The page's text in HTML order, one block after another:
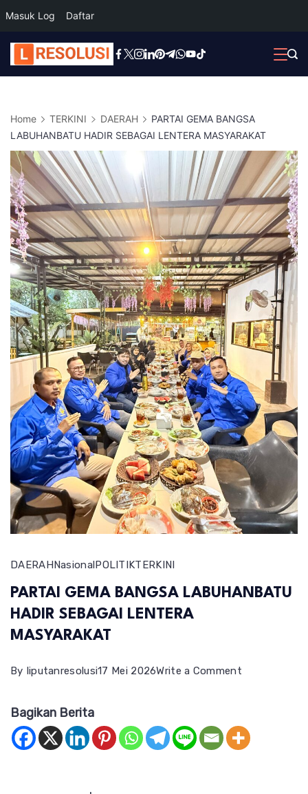
Masuk Log Daftar
Skip
to
Home TERKINI DAERAH
PARTAI GEMA BANGSA
LABUHANBATU HADIR SEBAGAI LENTERA MASYARAKAT
DAERAH Nasional POLITIKTERKINI
PARTAI GEMA BANGSA LABUHANBATU
HADIR SEBAGAI LENTERA
MASYARAKAT
By liputanresolusi17 Mei 2026Write a Commenton
BANGSA
Bagikan Berita